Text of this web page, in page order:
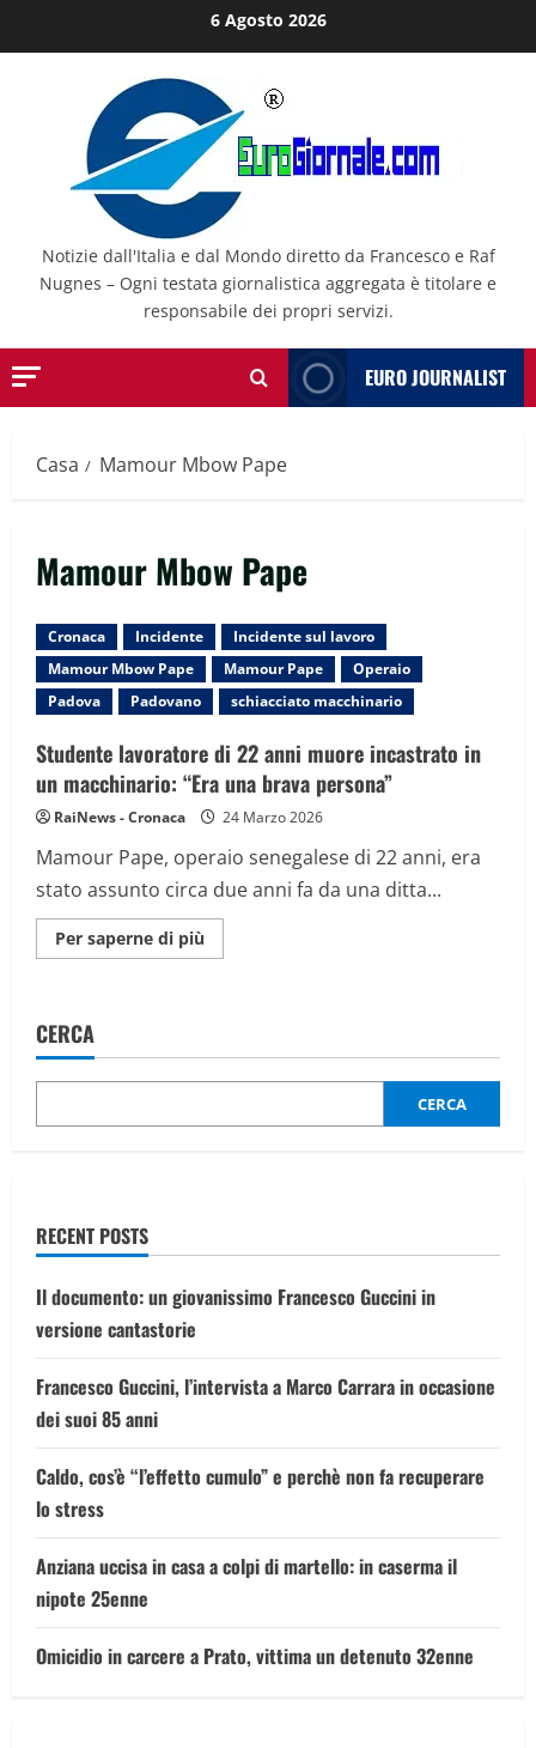
al
6 Agosto 2026
Notizie dall'Italia e dal Mondo diretto da Francesco e Raf
Nugnes – Ogni testata giornalistica aggregata è titolare e
responsabile dei propri servizi.
EURO JOURNALIST
Casa Mamour Mbow Pape
Mamour Mbow Pape
Cronaca Incidente
Incidente sul lavoro
Mamour Mbow Pape
Mamour Pape
Operaio
Padova
Padovano schiacciato macchinario
Studente lavoratore di 22 anni muore incastrato in
un macchinario: “Era una brava persona”
RaiNews - Cronaca 24 Marzo 2026
Mamour Pape, operaio senegalese di 22 anni, era
stato assunto circa due anni fa da una ditta...
Per saperne di più
informazioni
anni
incastrato
un
CERCA
CERCA
RECENT POSTS
Il documento: un giovanissimo Francesco Guccini in
versione cantastorie
Francesco Guccini, l’intervista a Marco Carrara in occasione
dei suoi 85 anni
Caldo, cos’è “l’effetto cumulo” e perchè non fa recuperare
lo stress
Anziana uccisa in casa a colpi di martello: in caserma il
nipote 25enne
Omicidio in carcere a Prato, vittima un detenuto 32enne